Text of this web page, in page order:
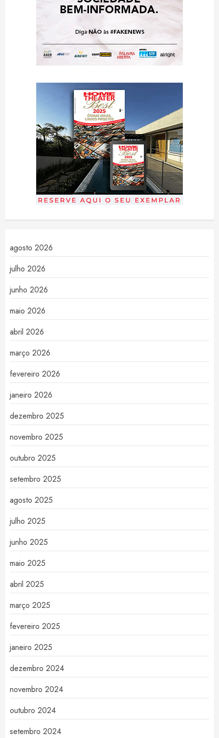
agosto 2026
julho 2026
junho 2026
maio 2026
abril 2026
março 2026
fevereiro 2026
janeiro 2026
dezembro 2025
novembro 2025
outubro 2025
setembro 2025
agosto 2025
julho 2025
junho 2025
maio 2025
abril 2025
março 2025
fevereiro 2025
janeiro 2025
dezembro 2024
novembro 2024
outubro 2024
setembro 2024